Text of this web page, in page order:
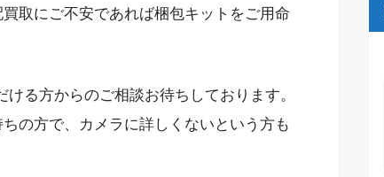
取にご不安であれば梱包キットをご用命
る方からのご相談お待ちしております。
の方で、カメラに詳しくないという方も